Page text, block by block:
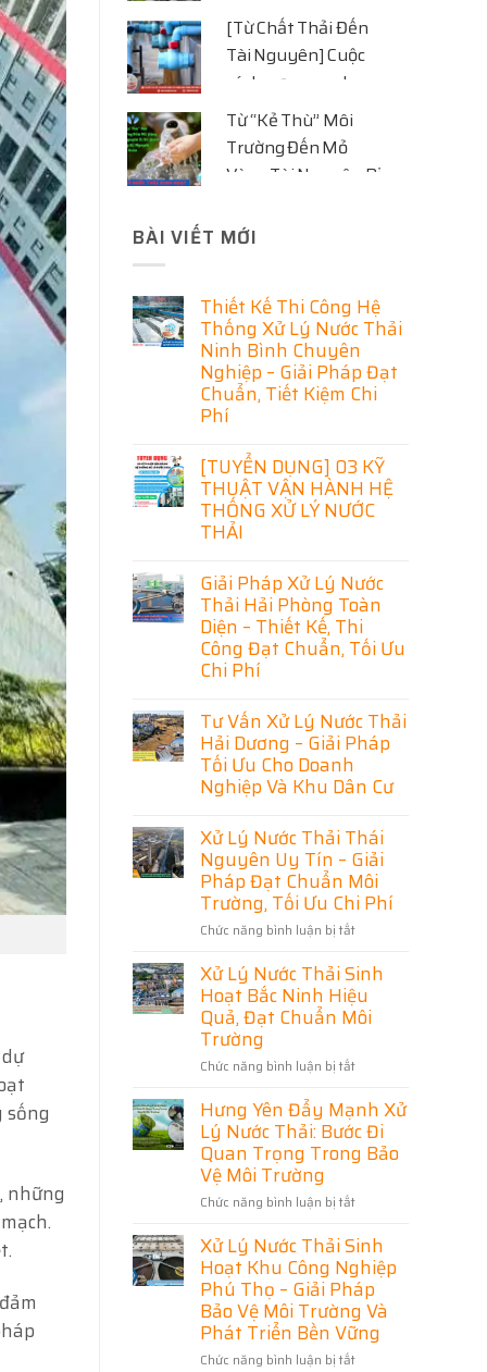
sống
những
hiện đại
[Từ Chất Thải Đến
Tài Nguyên] Cuộc
cách mạng xanh
trong công nghệ xử
lý nước thải
Từ “Kẻ Thù” Môi
Trường Đến Mỏ
Vàng Tài Nguyên Bị
Nguyên Tuần Hoàn
BÀI VIẾT MỚI
Thiết Kế Thi Công Hệ
Thống Xử Lý Nước Thải
Ninh Bình Chuyên
Nghiệp – Giải Pháp Đạt
Chuẩn, Tiết Kiệm Chi
Phí
có
bình
luận
ở
Thiết
Kế
Hệ
Thống
Xử
Lý
Nước
Thải
Ninh
Nghiệp
–
Giải
Pháp
Đạt
Chuẩn,
Chi
Phí
[TUYỂN DỤNG] 03 KỸ
THUẬT VẬN HÀNH HỆ
THỐNG XỬ LÝ NƯỚC
THẢI
có
bình
luận
ở
[TUYỂN
DỤNG]
03
KỸ
HÀNH
HỆ
THỐNG
XỬ
LÝ
NƯỚC
Giải Pháp Xử Lý Nước
Thải Hải Phòng Toàn
Diện – Thiết Kế, Thi
Công Đạt Chuẩn, Tối Ưu
Chi Phí
có
bình
luận
ở
Giải
Pháp
Xử
Nước
Thải
Hải
Phòng
Toàn
Diện
–
Thiết
Thi
Công
Đạt
Chuẩn,
Tối
Ưu
Chi
Phí
Tư Vấn Xử Lý Nước Thải
Hải Dương – Giải Pháp
Tối Ưu Cho Doanh
Nghiệp Và Khu Dân Cư
có
bình
luận
ở
Tư
Vấn
Lý
Thải
Hải
Dương
–
Giải
Pháp
Ưu
Doanh
Nghiệp
Và
Khu
Dân
Cư
Xử Lý Nước Thải Thái
Nguyên Uy Tín – Giải
Pháp Đạt Chuẩn Môi
Trường, Tối Ưu Chi Phí
Chức năng bình luận bị tắt
Lý
Nước
Thải
Thái
–
Giải
Pháp
Đạt
Tối
Ưu
Chi
Phí
Xử Lý Nước Thải Sinh
Hoạt Bắc Ninh Hiệu
Quả, Đạt Chuẩn Môi
Trường
Chức năng bình luận bị tắt
Lý
Nước
Thải
Sinh
Hiệu
Quả,
Đạt
Chuẩn
Môi
Trường
Hưng Yên Đẩy Mạnh Xử
Lý Nước Thải: Bước Đi
Quan Trọng Trong Bảo
Vệ Môi Trường
Chức năng bình luận bị tắt
Yên
Đẩy
Mạnh
Xử
Lý
Nước
Xử Lý Nước Thải Sinh
Hoạt Khu Công Nghiệp
Phú Thọ – Giải Pháp
Bảo Vệ Môi Trường Và
Phát Triển Bền Vững
Chức năng bình luận bị tắt